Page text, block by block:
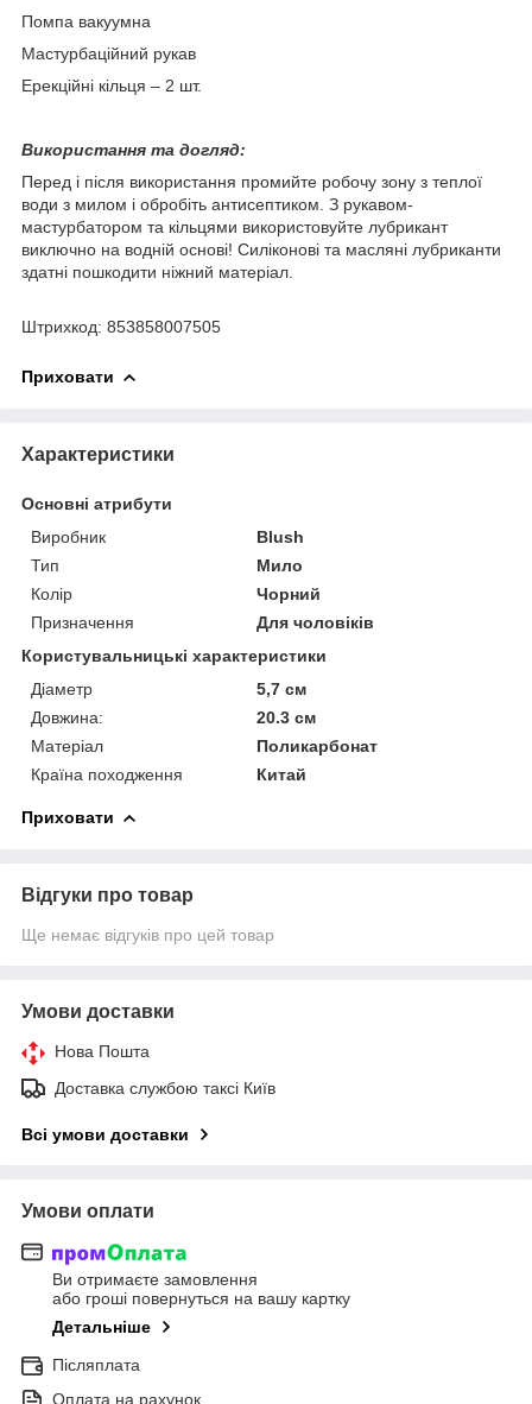
Помпа вакуумна
Мастурбаційний рукав
Ерекційні кільця – 2 шт.
Використання та догляд:
Перед і після використання промийте робочу зону з теплої
води з милом і обробіть антисептиком. З рукавом-
мастурбатором та кільцями використовуйте лубрикант
виключно на водній основі! Силіконові та масляні лубриканти
здатні пошкодити ніжний матеріал.
Штрихкод: 853858007505
Приховати
Характеристики
Основні атрибути
Виробник
Blush
Тип
Мило
Колір
Чорний
Призначення
Для чоловіків
Користувальницькі характеристики
Діаметр
5,7 см
Довжина:
20.3 см
Матеріал
Поликарбонат
Країна походження
Китай
Приховати
Відгуки про товар
Ще немає відгуків про цей товар
Умови доставки
Нова Пошта
Доставка службою таксі Київ
Всі умови доставки
Умови оплати
Ви отримаєте замовлення
або гроші повернуться на вашу картку
Детальніше
Післяплата
Оплата на рахунок